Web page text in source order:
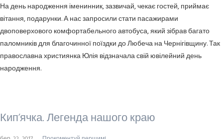
На день народження іменинник, зазвичай, чекає гостей, приймає
вітання, подарунки. А нас запросили стати пасажирами
двоповерхового комфортабельного автобуса, який зібрав багато
паломників для благочинної поїздки до Любеча на Чернігівщину. Так
православна християнка Юлія відзначала свій ювілейний день
народження.
Кип’ячка. Легенда нашого краю